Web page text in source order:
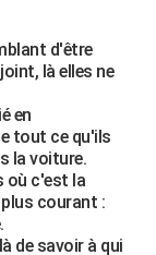
d'être
là elles ne
en
tout ce qu'ils
la voiture.
où c'est la
courant :
de savoir à qui